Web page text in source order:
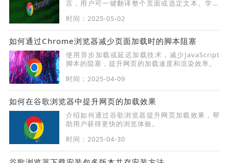
言，用户可一键翻译整个页面或选定文本。学习
时间：2025-05-02
如何通过Chrome浏览器减少页面加载时的脚本阻塞
使用异步加载或延迟加载技术，减少JavaScript
脚本的阻塞，提升网页的加载速度和渲染效率。
时间：2025-04-09
如何在谷歌浏览器中提升网页的加载效果
介绍如何通过谷歌浏览器提升网页加载效果，帮
助用户获得更快的浏览体验。
时间：2025-04-30